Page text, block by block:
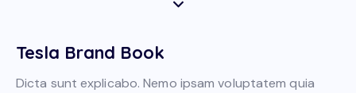
Tesla Brand Book
Dicta sunt explicabo. Nemo ipsam voluptatem quia